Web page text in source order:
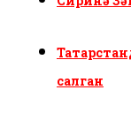
салган